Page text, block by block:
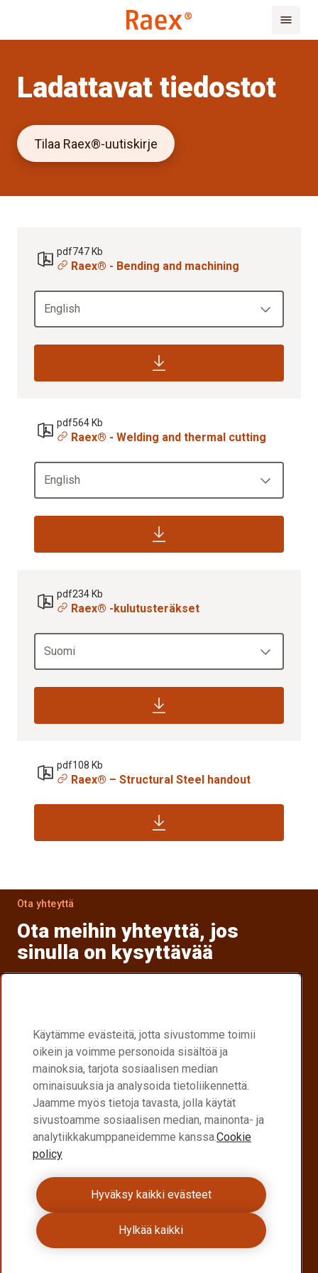
Ladattavat tiedostot
Tilaa Raex®-uutiskirje
pdf747 Kb
Raex® - Bending and machining
English
pdf564 Kb
Raex® - Welding and thermal cutting
English
pdf234 Kb
Raex® -kulutusteräkset
Suomi
pdf108 Kb
Raex® – Structural Steel handout
Ota yhteyttä
Ota meihin yhteyttä, jos
sinulla on kysyttävää
Etsi lähin Raex®-jälleenmyyjä.
Raex-jakelukumppanit
Become a Raex® distributor
Join a global network delivering high performance
Raex® steel
Ota yhteyttä
Haluatko lisätietoja Raex®-teräksestä?
Käytämme evästeitä, jotta sivustomme toimii
oikein ja voimme personoida sisältöä ja
mainoksia, tarjota sosiaalisen median
ominaisuuksia ja analysoida tietoliikennettä.
Jaamme myös tietoja tavasta, jolla käytät
sivustoamme sosiaalisen median, mainonta- ja
analytiikkakumppaneidemme kanssa.Cookie
policy
Hyväksy kaikki evästeet
Hylkää kaikki